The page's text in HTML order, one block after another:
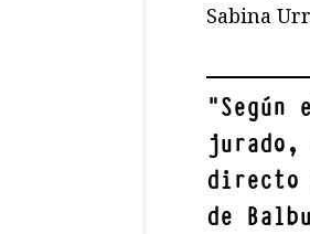
Sabina
"
jurado,
directo
de